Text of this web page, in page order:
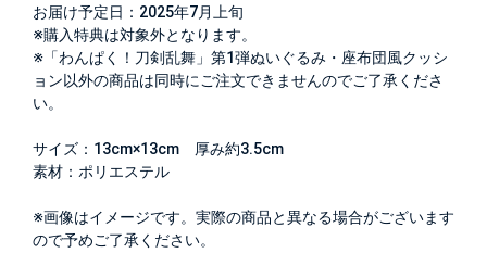
お届け予定日：2025年7月上旬
※購入特典は対象外となります。
※「わんぱく！刀剣乱舞」第1弾ぬいぐるみ・座布団風クッシ
ョン以外の商品は同時にご注文できませんのでご了承くださ
い。
サイズ：13cm×13cm 厚み約3.5cm
素材：ポリエステル
※画像はイメージです。実際の商品と異なる場合がございます
ので予めご了承ください。